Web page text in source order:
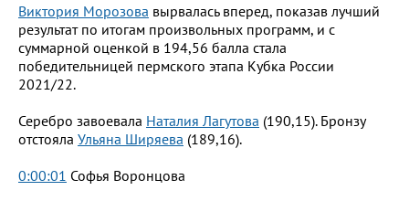
Виктория Морозова вырвалась вперед, показав лучший
результат по итогам произвольных программ, и с
суммарной оценкой в 194,56 балла стала
победительницей пермского этапа Кубка России
2021/22.
Серебро завоевала Наталия Лагутова (190,15). Бронзу
отстояла Ульяна Ширяева (189,16).
0:00:01 Софья Воронцова